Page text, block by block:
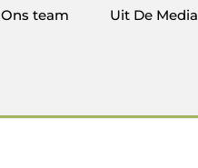
Ons team Uit De Media